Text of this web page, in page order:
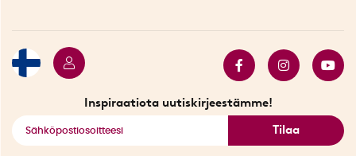
Inspiraatiota uutiskirjeestämme!
Tilaa